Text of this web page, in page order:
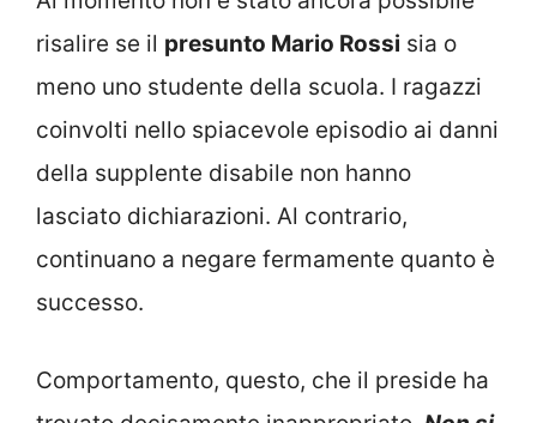
risalire se il presunto Mario Rossi sia o
meno uno studente della scuola. I ragazzi
coinvolti nello spiacevole episodio ai danni
della supplente disabile non hanno
lasciato dichiarazioni. Al contrario,
continuano a negare fermamente quanto è
successo.
Comportamento, questo, che il preside ha